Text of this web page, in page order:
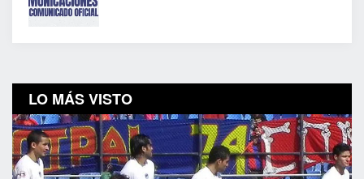
LO MÁS VISTO